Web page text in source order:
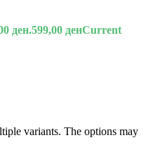
ден.599,00 денCurrent
variants. The options may